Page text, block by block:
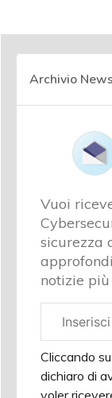
Archivio
Vuoi
sicurezza
notizie
aziendale
Cliccando
dichiaro di
voler